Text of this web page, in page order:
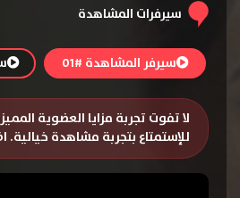
سيرفرات المشاهدة
سيرفر المشاهدة #01
لا تفوت تجربة مزايا العضوية
للإستمتاع بتجربة مشاهدة خيالية.